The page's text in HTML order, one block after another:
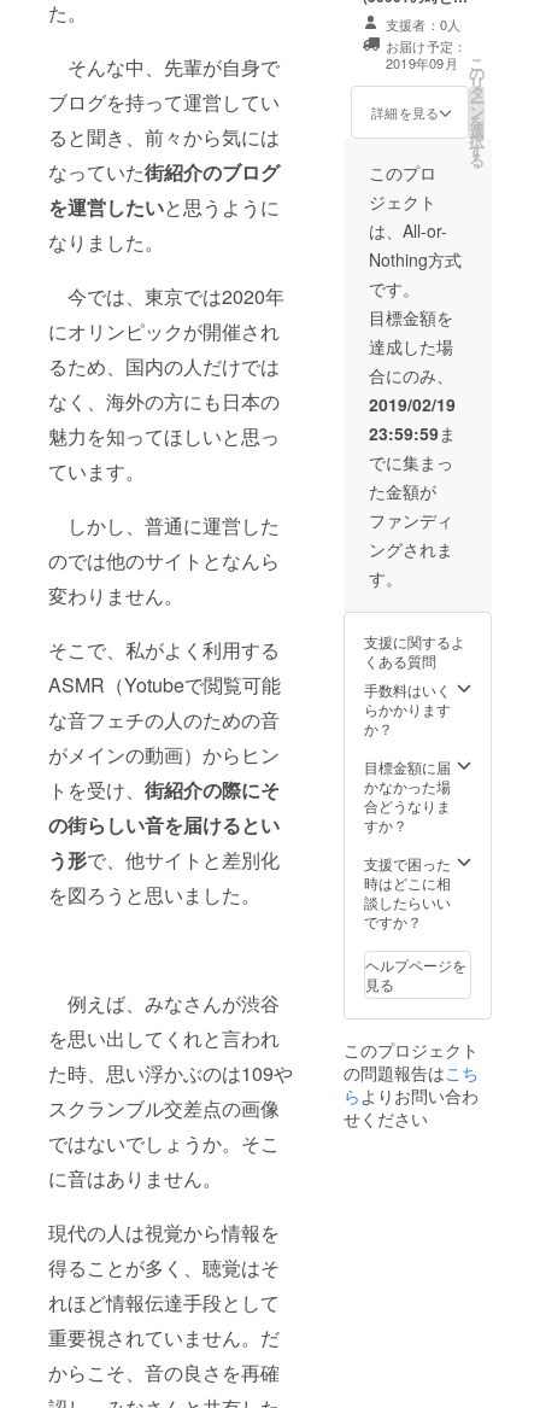
た。
そんな中、先輩が自身で
ブログを持って運営してい
ると聞き、前々から気には
なっていた街紹介のブログ
を運営したいと思うように
なりました。
今では、東京では2020年
にオリンピックが開催され
るため、国内の人だけでは
なく、海外の方にも日本の
魅力を知ってほしいと思っ
ています。
しかし、普通に運営した
のでは他のサイトとなんら
変わりません。
そこで、私がよく利用する
ASMR（Yotubeで閲覧可能
な音フェチの人のための音
がメインの動画）からヒン
トを受け、 街紹介の際にそ
の街らしい音を届けるとい
う形で、他サイトと差別化
を図ろうと思いました。
例えば、みなさんが渋谷
を思い出してくれと言われ
た時、思い浮かぶのは109や
スクランブル交差点の画像
ではないでしょうか。そこ
に音はありません。
現代の人は視覚から情報を
得ることが多く、聴覚はそ
れほど情報伝達手段として
重要視されていません。だ
からこそ、音の良さを再確
じもの)。 カレン
ダーの郵送。 カ
レンダーの作成
にはお時間をい
ただくかもしれ
ません。良いも
ますので、予定
より遅れるかも
しれません。内
容はそれぞれの
街の情景を１
２ヶ月分まとめ
たものを作成し
ようと考えてい
ます。
支援者：0人
お届け予定：
2019年09月
詳細を見る
こ
の
リ
タ
ー
ン
を
選
択
す
る
このプロ
ジェクト
は、All-or-
Nothing方式
です。
目標金額を
達成した場
合にのみ、
2019/02/19
23:59:59ま
でに集まっ
た金額が
ファンディ
ングされま
す。
支援に関するよ
くある質問
手数料はいく
らかかります
か？
目標金額に届
かなかった場
合どうなりま
すか？
支援で困った
時はどこに相
談したらいい
ですか？
ヘルプページを
見る
このプロジェクト
の問題報告はこち
らよりお問い合わ
せください